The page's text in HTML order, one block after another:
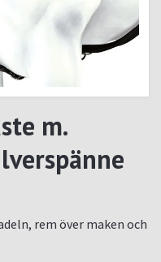
m.
rem över maken och